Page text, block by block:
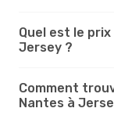
Quel est le
Jersey ?
Comment
Nantes à